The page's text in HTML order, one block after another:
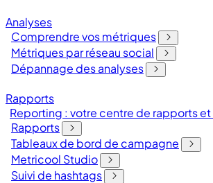
Analyses
Comprendre vos métriques
Métriques par réseau social
Dépannage des analyses
Rapports
Reporting : votre centre de rapports
Rapports
Tableaux de bord de campagne
Metricool Studio
Suivi de hashtags